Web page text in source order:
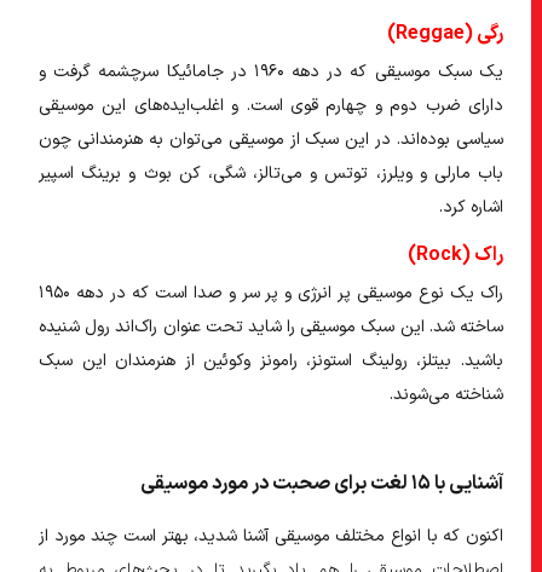
رگی (Reggae)
یک سبک موسیقی که در دهه ۱۹۶۰ در جامائیکا سرچشمه گرفت و
دارای ضرب دوم و چهارم قوی است. و اغلب‌ایده‌های این موسیقی
سیاسی بوده‌اند. در این سبک از موسیقی می‌توان به هنرمندانی چون
باب مارلی و ویلرز، توتس و می‌تالز، شگی، کن بوث و برینگ اسپیر
اشاره کرد.
راک (Rock)
راک یک نوع موسیقی پر انرژی و پر سر و صدا است که در دهه ۱۹۵۰
ساخته شد. این سبک موسیقی را شاید تحت عنوان راک‌اند رول شنیده
باشید. بیتلز، رولینگ استونز، رامونز وکوئین از هنرمندان این سبک
شناخته می‌شوند.
آشنایی با ۱۵ لغت برای صحبت در مورد موسیقی
اکنون که با انواع مختلف موسیقی آشنا شدید، بهتر است چند مورد از